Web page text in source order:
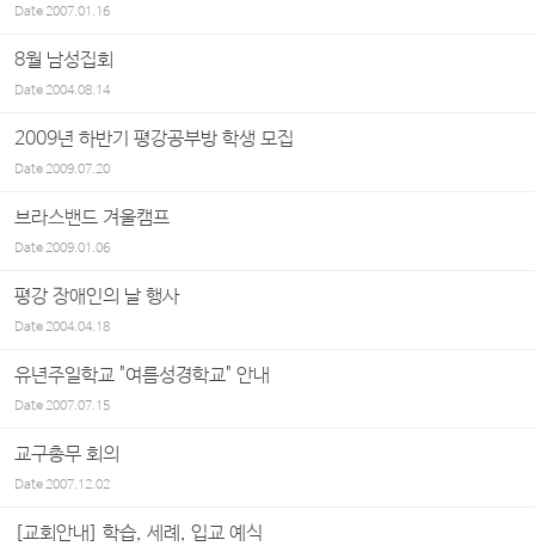
Date2007.01.16
8월 남성집회
Date2004.08.14
2009년 하반기 평강공부방 학생 모집
Date2009.07.20
브라스밴드 겨울캠프
Date2009.01.06
평강 장애인의 날 행사
Date2004.04.18
유년주일학교 "여름성경학교" 안내
Date2007.07.15
교구총무 회의
Date2007.12.02
[교회안내] 학습, 세례, 입교 예식